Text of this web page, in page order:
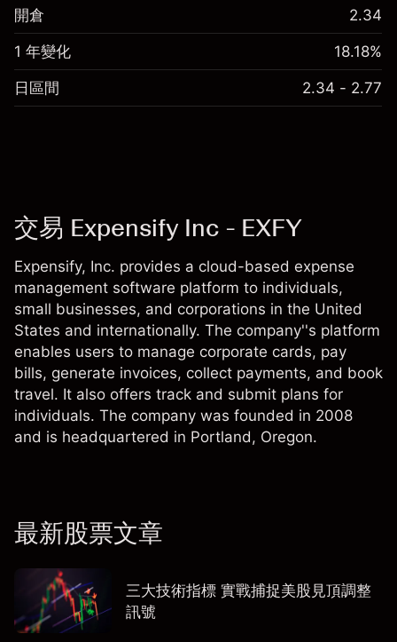
開倉 2.34
1 年變化 18.18%
日區間 2.34 - 2.77
交易 Expensify Inc - EXFY
Expensify, Inc. provides a cloud-based expense
management software platform to individuals,
small businesses, and corporations in the United
States and internationally. The company''s platform
enables users to manage corporate cards, pay
bills, generate invoices, collect payments, and book
travel. It also offers track and submit plans for
individuals. The company was founded in 2008
and is headquartered in Portland, Oregon.
最新股票文章
三大技術指標 實戰捕捉美股見頂調整
訊號